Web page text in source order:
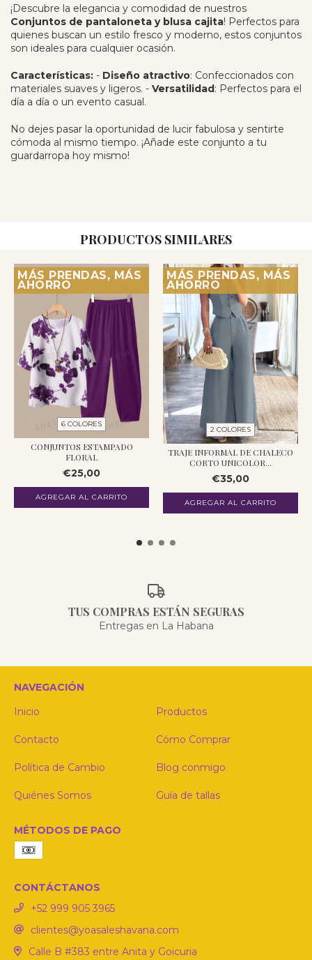
¡Descubre la elegancia y comodidad de nuestros
Conjuntos de pantaloneta y blusa cajita! Perfectos para
quienes buscan un estilo fresco y moderno, estos conjuntos
son ideales para cualquier ocasión.
Características: - Diseño atractivo: Confeccionados con
materiales suaves y ligeros. - Versatilidad: Perfectos para el
día a día o un evento casual.
No dejes pasar la oportunidad de lucir fabulosa y sentirte
cómoda al mismo tiempo. ¡Añade este conjunto a tu
guardarropa hoy mismo!
PRODUCTOS SIMILARES
MÁS PRENDAS, MÁS
AHORRO
6 COLORES
CONJUNTOS ESTAMPADO
FLORAL
€25,00
AGREGAR AL CARRITO
MÁS PRENDAS, MÁS
AHORRO
2 COLORES
TRAJE INFORMAL DE CHALECO
CORTO UNICOLOR...
€35,00
AGREGAR AL CARRITO
TUS COMPRAS ESTÁN SEGURAS
Entregas en La Habana
NAVEGACIÓN
Inicio
Productos
Contacto Cómo Comprar
Política de Cambio Blog conmigo
Quiénes Somos Guía de tallas
MÉTODOS DE PAGO
CONTÁCTANOS
‪+52 999 905 3965‬
clientes@yoasaleshavana.com
Calle B #383 entre Anita y Goicuria